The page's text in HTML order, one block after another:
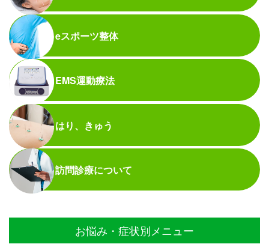
eスポーツ整体
EMS運動療法
はり、きゅう
訪問診療について
お悩み・症状別メニュー